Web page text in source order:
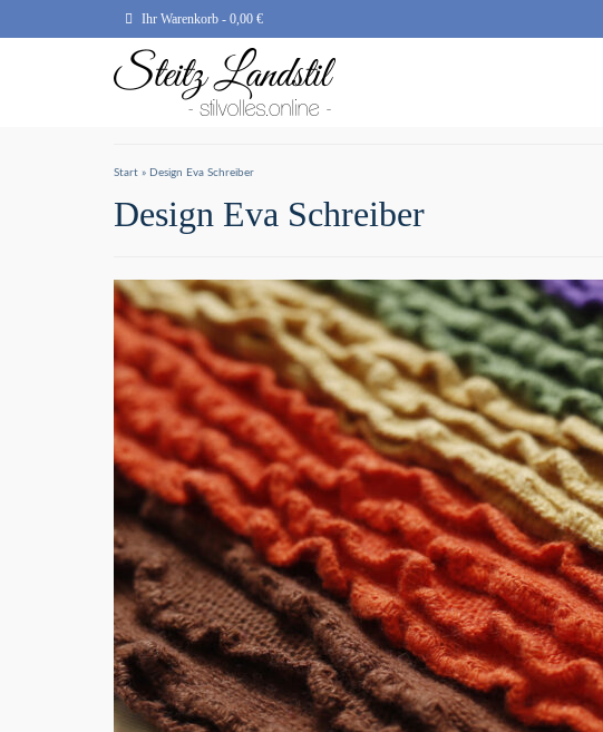
Ihr Warenkorb - 0,00 €
Start » Design Eva Schreiber
Design Eva Schreiber